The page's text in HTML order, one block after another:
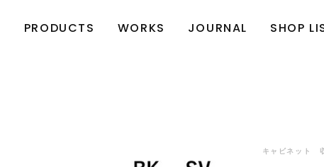
PRODUCTS WORKS JOURNAL SHOP
キャビネッ